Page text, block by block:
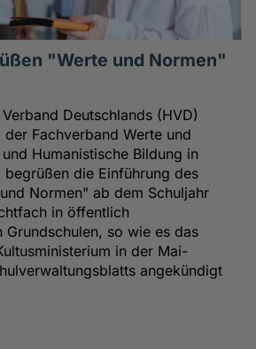
"Werte und Normen"
Deutschlands (HVD)
der Fachverband Werte und
Humanistische Bildung in
begrüßen die Einführung des
Normen" ab dem Schuljahr
in öffentlich
Grundschulen, so wie es das
in der Mai-
angekündigt